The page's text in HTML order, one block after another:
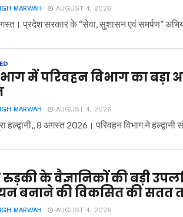
MARWAH AUGUST 4, 2026
प्रदेश सरकार के “सेवा, सुशासन एवं समर्पण”
में परिवहन विभाग का बड़ा
MARWAH AUGUST 4, 2026
हल्द्वानी,, 8 अगस्त 2026। परिवहन विभाग ने
के वैज्ञानिकों की बड़ी
बनाने की विकसित की सतत
MARWAH AUGUST 4, 2026